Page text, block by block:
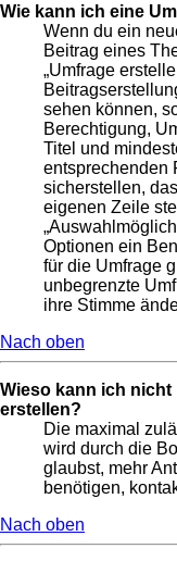
Wie kann ich eine
Wenn du ein
Beitrag eines
„Umfrage
sehen können,
Berechtigung,
Titel und
entsprechenden
sicherstellen,
eigenen Zeile
Optionen ein
für die Umfrage
unbegrenzte
ihre Stimme
Nach oben
Wieso kann ich
erstellen?
Die maximal
wird durch die
glaubst, mehr
benötigen,
Nach oben